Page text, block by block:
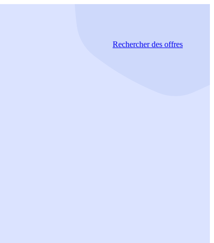
Rechercherdes offres